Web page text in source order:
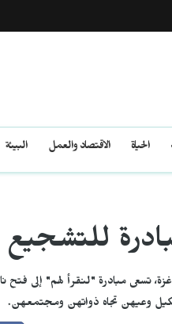
الحياة الاقتصاد والعمل البيئة
للتشجيع
تسعى مبادرة "لنقرأ لهم" إلى فتح
وعيهن تجاه ذواتهن ومجتمعهن.